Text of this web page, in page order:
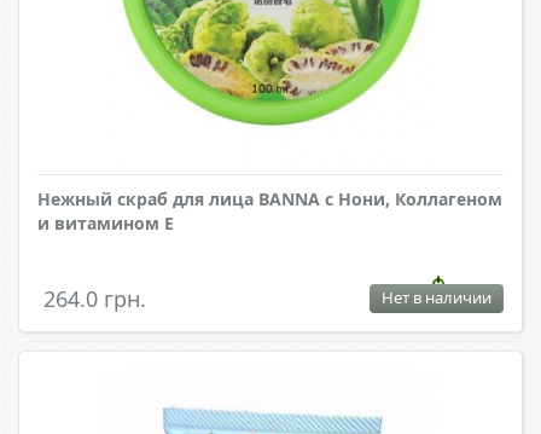
Нежный скраб для лица BANNA с Нони, Коллагеном
и витамином Е
264.0 грн. Нет в наличии